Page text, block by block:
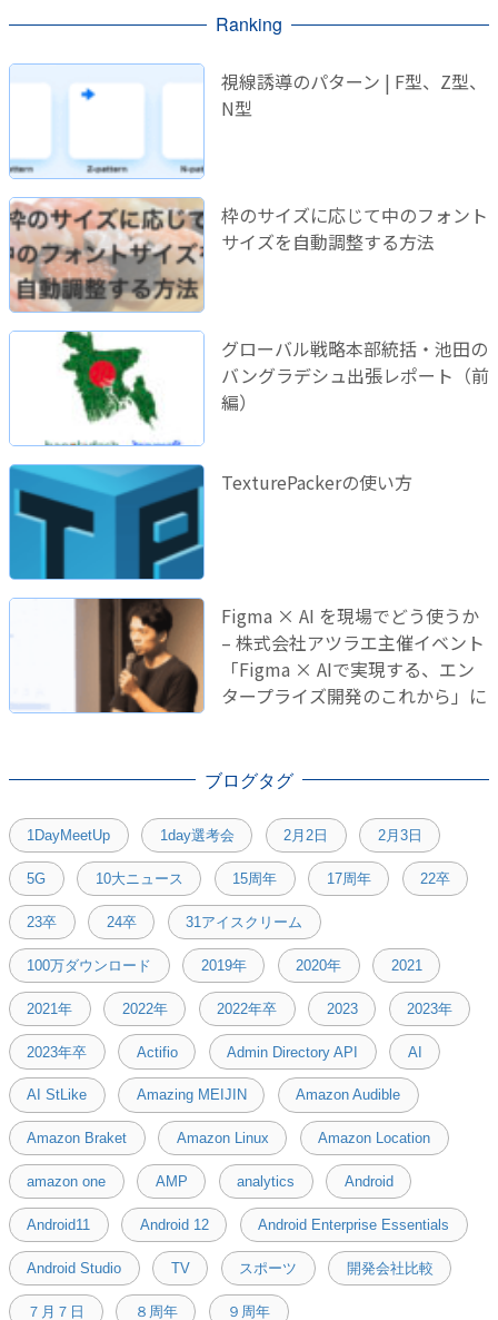
Ranking
視線誘導のパターン | F型、Z型、
N型
枠のサイズに応じて中のフォント
サイズを自動調整する方法
グローバル戦略本部統括・池田の
バングラデシュ出張レポート（前
編）
TexturePackerの使い方
Figma × AI を現場でどう使うか
– 株式会社アツラエ主催イベント
「Figma × AIで実現する、エン
タープライズ開発のこれから」に
ブログタグ
1DayMeetUp 1day選考会 2月2日 2月3日
5G 10大ニュース 15周年 17周年 22卒
23卒 24卒 31アイスクリーム
100万ダウンロード 2019年 2020年 2021
2021年 2022年 2022年卒 2023 2023年
2023年卒 Actifio Admin Directory API AI
AI StLike Amazing MEIJIN Amazon Audible
Amazon Braket Amazon Linux Amazon Location
amazon one AMP analytics Android
Android11 Android 12 Android Enterprise Essentials
Android Studio TV スポーツ 開発会社比較
７月７日 ８周年 ９周年